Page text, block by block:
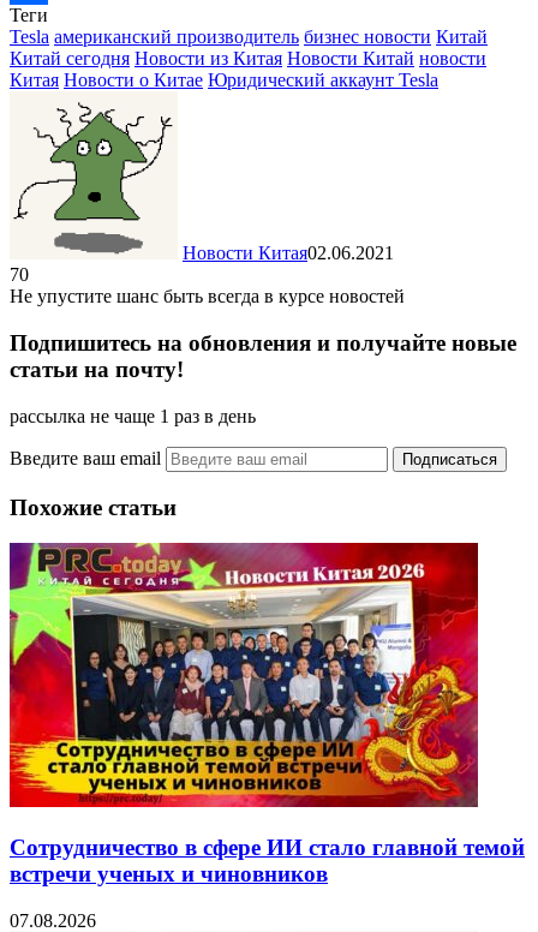
Отправить
Теги
Tesla американский производитель бизнес новости Китай
Китай сегодня Новости из Китая Новости Китай новости
Китая Новости о Китае Юридический аккаунт Tesla
Новости Китая02.06.2021
70
Не упустите шанс быть всегда в курсе новостей
Подпишитесь на обновления и получайте новые
статьи на почту!
рассылка не чаще 1 раз в день
Введите ваш email
Похожие статьи
Сотрудничество в сфере ИИ стало главной темой
встречи ученых и чиновников
07.08.2026